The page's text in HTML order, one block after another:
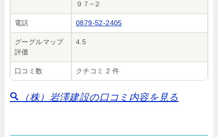
９７−２
電話 0879-52-2405
グーグルマップ
評価
4.5
口コミ数 クチコミ 2 件
（株）岩澤建設の口コミ内容を見る